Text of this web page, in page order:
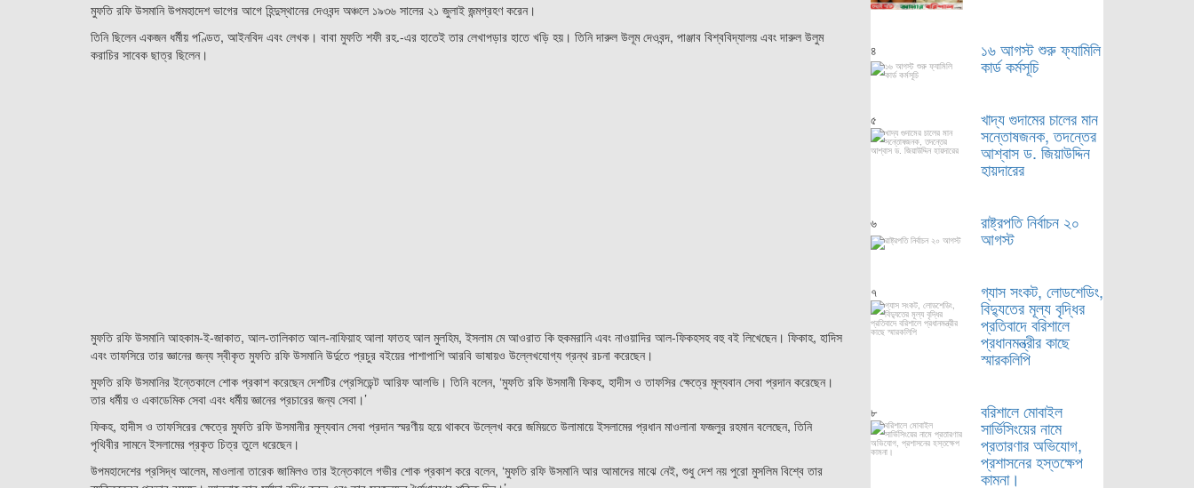
মুফতি রফি উসমানি উপমহাদেশ ভাগের আগে হিন্দুস্থানের দেওবন্দ অঞ্চলে ১৯৩৬ সালের ২১ জুলাই জন্মগ্রহণ করেন।
তিনি ছিলেন একজন ধর্মীয় পণ্ডিত, আইনবিদ এবং লেখক। বাবা মুফতি শফী রহ.-এর হাতেই তার লেখাপড়ার হাতে খড়ি হয়। তিনি দারুল উলূম দেওবন্দ, পাঞ্জাব বিশ্ববিদ্যালয় এবং দারুল উলুম
করাচির সাবেক ছাত্র ছিলেন।
মুফতি রফি উসমানি আহকাম-ই-জাকাত, আল-তালিকাত আল-নাফিয়াহ আলা ফাতহ আল মুলহিম, ইসলাম মে আওরাত কি হুকমরানি এবং নাওয়াদির আল-ফিকহসহ বহু বই লিখেছেন। ফিকাহ, হাদিস
এবং তাফসিরে তার জ্ঞানের জন্য স্বীকৃত মুফতি রফি উসমানি উর্দুতে প্রচুর বইয়ের পাশাপাশি আরবি ভাষায়ও উল্লেখযোগ্য গ্রন্থ রচনা করেছেন।
মুফতি রফি উসমানির ইন্তেকালে শোক প্রকাশ করেছেন দেশটির প্রেসিডেন্ট আরিফ আলভি। তিনি বলেন, ‘মুফতি রফি উসমানী ফিকহ, হাদীস ও তাফসির ক্ষেত্রে মূল্যবান সেবা প্রদান করেছেন।
তার ধর্মীয় ও একাডেমিক সেবা এবং ধর্মীয় জ্ঞানের প্রচারের জন্য সেবা।’
ফিকহ, হাদীস ও তাফসিরের ক্ষেত্রে মুফতি রফি উসমানীর মূল্যবান সেবা প্রদান স্মরণীয় হয়ে থাকবে উল্লেখ করে জমিয়তে উলামায়ে ইসলামের প্রধান মাওলানা ফজলুর রহমান বলেছেন, তিনি
পৃথিবীর সামনে ইসলামের প্রকৃত চিত্র তুলে ধরেছেন।
উপমহাদেশের প্রসিদ্ধ আলেম, মাওলানা তারেক জামিলও তার ইন্তেকালে গভীর শোক প্রকাশ করে বলেন, ‘মুফতি রফি উসমানি আর আমাদের মাঝে নেই, শুধু দেশ নয় পুরো মুসলিম বিশ্বে তার
৪ ১৬ আগস্ট শুরু ফ্যামিলি
কার্ড কর্মসূচি
৫ খাদ্য গুদামের চালের মান
সন্তোষজনক, তদন্তের
আশ্বাস ড. জিয়াউদ্দিন
হায়দারের
৬ রাষ্ট্রপতি নির্বাচন ২০
আগস্ট
৭ গ্যাস সংকট, লোডশেডিং,
বিদ্যুতের মূল্য বৃদ্ধির
প্রতিবাদে বরিশালে
প্রধানমন্ত্রীর কাছে
স্মারকলিপি
৮ বরিশালে মোবাইল
সার্ভিসিংয়ের নামে
প্রতারণার অভিযোগ,
প্রশাসনের হস্তক্ষেপ
কামনা।